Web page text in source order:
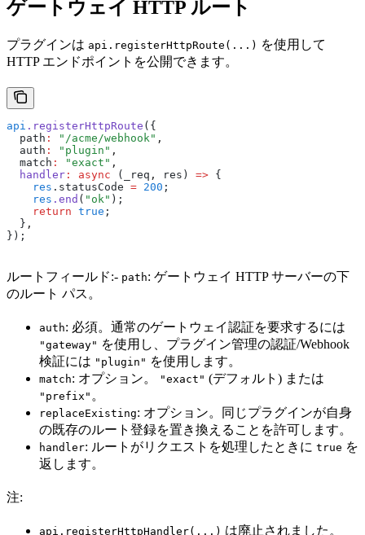
ゲートウェイ HTTP ルート
プラグインは api.registerHttpRoute(...) を使用して
HTTP エンドポイントを公開できます。
api .registerHttpRoute ({
  path
: "/acme/webhook" ,
  auth
: "plugin" ,
  match
: "exact" ,
  handler
: async (_req , res) => {
    res
.statusCode = 200 ;
    res
.end ( "ok" );
    return
true ;
  }
,
});
ルートフィールド:- path: ゲートウェイ HTTP サーバーの下
のルート パス。
auth: 必須。通常のゲートウェイ認証を要求するには
"gateway" を使用し、プラグイン管理の認証/Webhook
検証には "plugin" を使用します。
match: オプション。 "exact" (デフォルト) または
"prefix" 。
replaceExisting: オプション。同じプラグインが自身
の既存のルート登録を置き換えることを許可します。
handler: ルートがリクエストを処理したときに true を
返します。
注:
api.registerHttpHandler(...) は廃止されました。